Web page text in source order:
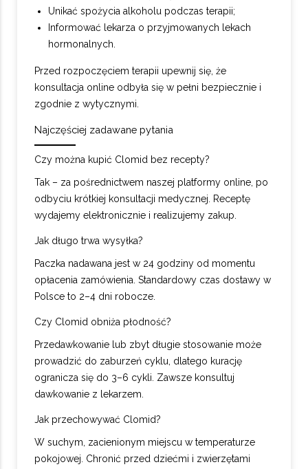
Unikać spożycia alkoholu podczas terapii;
Informować lekarza o przyjmowanych lekach
hormonalnych.
Przed rozpoczęciem terapii upewnij się, że
konsultacja online odbyła się w pełni bezpiecznie i
zgodnie z wytycznymi.
Najczęściej zadawane pytania
Czy można kupić Clomid bez recepty?
Tak – za pośrednictwem naszej platformy online, po
odbyciu krótkiej konsultacji medycznej. Receptę
wydajemy elektronicznie i realizujemy zakup.
Jak długo trwa wysyłka?
Paczka nadawana jest w 24 godziny od momentu
opłacenia zamówienia. Standardowy czas dostawy w
Polsce to 2–4 dni robocze.
Czy Clomid obniża płodność?
Przedawkowanie lub zbyt długie stosowanie może
prowadzić do zaburzeń cyklu, dlatego kurację
ogranicza się do 3–6 cykli. Zawsze konsultuj
dawkowanie z lekarzem.
Jak przechowywać Clomid?
W suchym, zacienionym miejscu w temperaturze
pokojowej. Chronić przed dziećmi i zwierzętami